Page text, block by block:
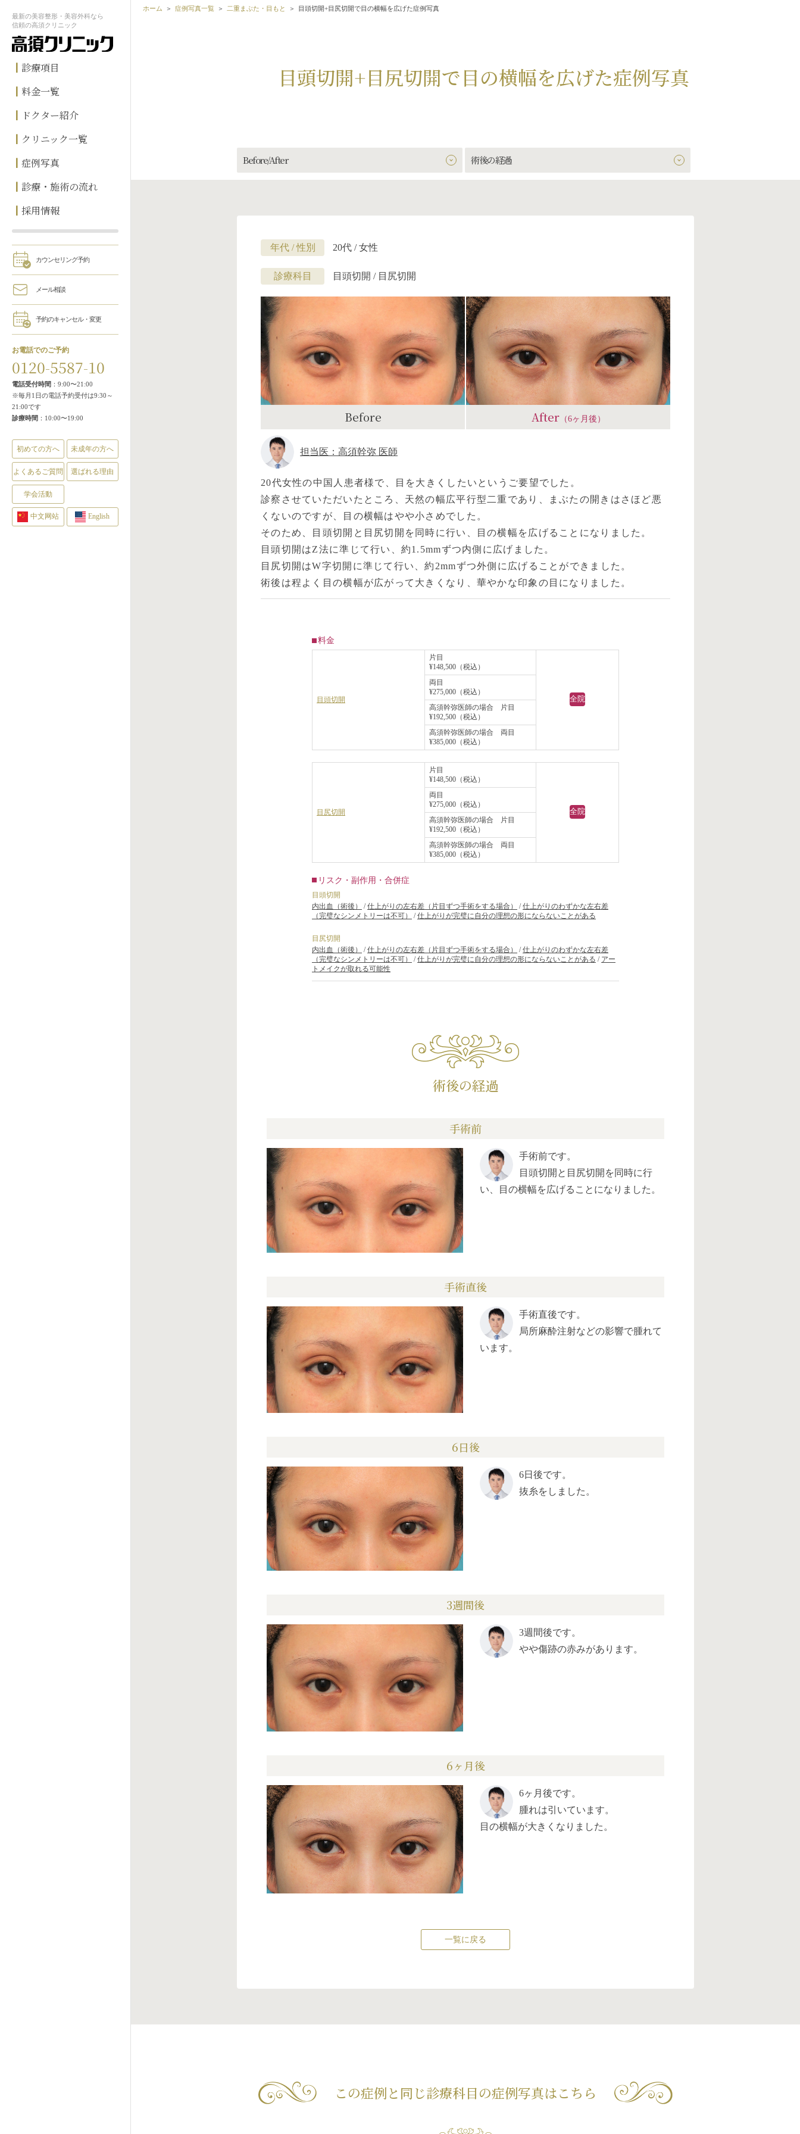
最新の美容整形・美容外科なら
信頼の高須クリニック
診療項目
料金一覧
ドクター紹介
クリニック一覧
症例写真
診療・施術の流れ
採用情報
カウンセリング予約
メール相談
予約のキャンセル・変更
お電話でのご予約
0120-5587-10
電話受付時間 ：9:00〜21:00
※毎月1日の電話予約受付は9:30～
21:00です
診療時間 ：10:00〜19:00
初めての方へ 未成年の方へ
よくあるご質問 選ばれる理由
学会活動
中文网站 English
ホーム 症例写真一覧 二重まぶた・目もと 目頭切開+目尻切開で目の横幅を広げた症例写真
目頭切開+目尻切開で目の横幅を広げた症例写真
Before/After 術後の経過
年代 / 性別 20代 / 女性
診療科目 目頭切開 / 目尻切開
Before After（6ヶ月後）
担当医：高須幹弥 医師
20代女性の中国人患者様で、目を大きくしたいというご要望でした。
診察させていただいたところ、天然の幅広平行型二重であり、まぶたの開きはさほど悪
くないのですが、目の横幅はやや小さめでした。
そのため、目頭切開と目尻切開を同時に行い、目の横幅を広げることになりました。
目頭切開はZ法に準じて行い、約1.5mmずつ内側に広げました。
目尻切開はW字切開に準じて行い、約2mmずつ外側に広げることができました。
術後は程よく目の横幅が広がって大きくなり、華やかな印象の目になりました。
料金
目頭切開
片目
¥148,500（税込）
全院
両目
¥275,000（税込）
高須幹弥医師の場合 片目
¥192,500（税込）
高須幹弥医師の場合 両目
¥385,000（税込）
目尻切開
片目
¥148,500（税込）
全院
両目
¥275,000（税込）
高須幹弥医師の場合 片目
¥192,500（税込）
高須幹弥医師の場合 両目
¥385,000（税込）
リスク・副作用・合併症
目頭切開
内出血（術後）
/仕上がりの左右差（片目ずつ手術をする場合） /仕上がりのわずかな左右差
（完璧なシンメトリーは不可）
/仕上がりが完璧に自分の理想の形にならないことがある
目尻切開
内出血（術後）
/仕上がりの左右差（片目ずつ手術をする場合） /仕上がりのわずかな左右差
（完璧なシンメトリーは不可）
/仕上がりが完璧に自分の理想の形にならないことがある / アー
トメイクが取れる可能性
術後の経過
手術前
手術前です。
目頭切開と目尻切開を同時に行
い、目の横幅を広げることになりました。
手術直後
手術直後です。
局所麻酔注射などの影響で腫れて
います。
6日後
6日後です。
抜糸をしました。
3週間後
3週間後です。
やや傷跡の赤みがあります。
6ヶ月後
6ヶ月後です。
腫れは引いています。
目の横幅が大きくなりました。
一覧に戻る
この症例と同じ診療科目の症例写真はこちら